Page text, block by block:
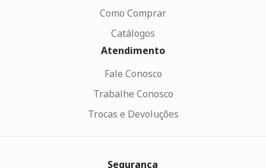
Como Comprar
Catálogos
Atendimento
Fale Conosco
Trabalhe Conosco
Trocas e Devoluções
Segurança